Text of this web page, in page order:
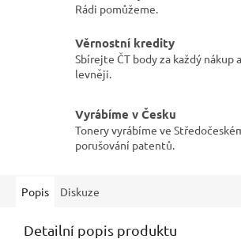
Rádi pomůžeme.
Věrnostní kredity
Sbírejte ČT body za každý nákup
levněji.
Vyrábíme v Česku
Tonery vyrábíme ve
porušování patentů.
Popis Diskuze
Detailní popis produktu